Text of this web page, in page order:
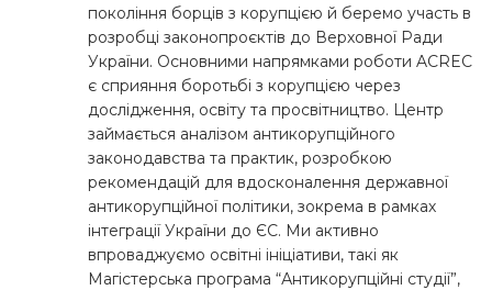
покоління борців з корупцією й беремо участь в
розробці законопроєктів до Верховної Ради
України. Основними напрямками роботи ACREC
є сприяння боротьбі з корупцією через
дослідження, освіту та просвітництво. Центр
займається аналізом антикорупційного
законодавства та практик, розробкою
рекомендацій для вдосконалення державної
антикорупційної політики, зокрема в рамках
інтеграції України до ЄС. Ми активно
впроваджуємо освітні ініціативи, такі як
Магістерська програма “Антикорупційні студії”,